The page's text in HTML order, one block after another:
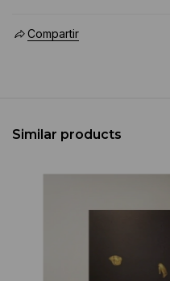
Compartir
Similar products